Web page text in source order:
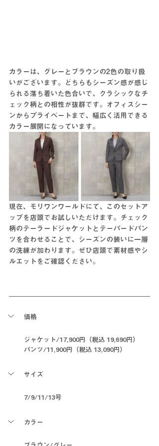
カラーは、グレーとブラウンの2色の取り扱
いがございます。どちらもシーズン感が感じ
られる落ち着いた色合いで、クラシックなチ
ェック柄との相性が抜群です。オフィスシー
ンからプライベートまで、幅広く活用できる
カラー展開になっています。
現在、モリワンワールドにて、このセットア
ップを店頭でお試しいただけます。チェック
柄のテーラードジャケットとテーパードパン
ツを合わせることで、シーズンの装いに一層
の洗練が加わります。ぜひ店頭で素材感やシ
ルエットをご確認ください。
価格
ジャケット/17,900円（税込 19,690円）
パンツ/11,900円（税込 13,090円）
サイズ
7/9/11/13号
カラー